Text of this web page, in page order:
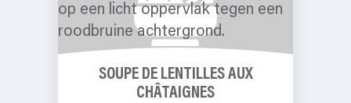
SOUPE DE LENTILLES AUX
CHÂTAIGNES